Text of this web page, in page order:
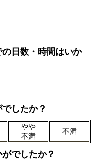
日数・時間はいか
したか？
やや
不満
不満
でしたか？